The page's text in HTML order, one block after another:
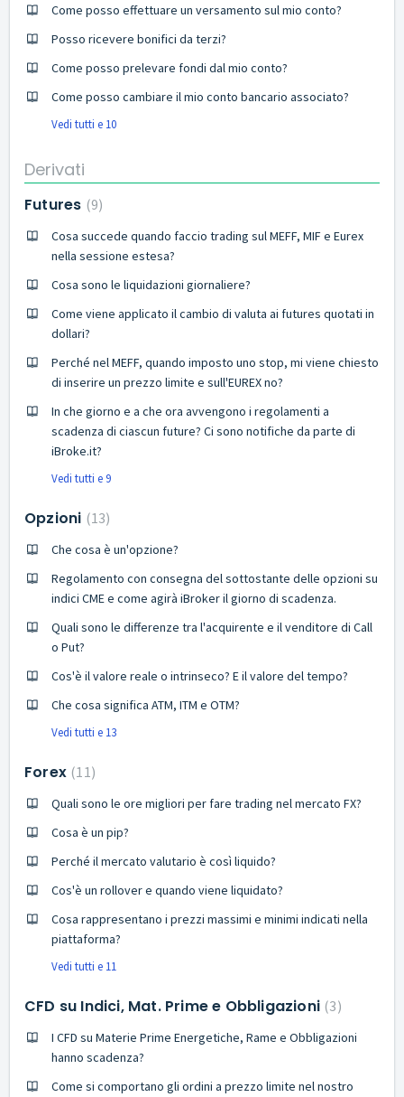
Come posso effettuare un versamento sul mio conto?
Posso ricevere bonifici da terzi?
Come posso prelevare fondi dal mio conto?
Come posso cambiare il mio conto bancario associato?
Vedi tutti e 10
Derivati
Futures 9
Cosa succede quando faccio trading sul MEFF, MIF e Eurex
nella sessione estesa?
Cosa sono le liquidazioni giornaliere?
Come viene applicato il cambio di valuta ai futures quotati in
dollari?
Perché nel MEFF, quando imposto uno stop, mi viene chiesto
di inserire un prezzo limite e sull'EUREX no?
In che giorno e a che ora avvengono i regolamenti a
scadenza di ciascun future? Ci sono notifiche da parte di
iBroke.it?
Vedi tutti e 9
Opzioni 13
Che cosa è un'opzione?
Regolamento con consegna del sottostante delle opzioni su
indici CME e come agirà iBroker il giorno di scadenza.
Quali sono le differenze tra l'acquirente e il venditore di Call
o Put?
Cos'è il valore reale o intrinseco? E il valore del tempo?
Che cosa significa ATM, ITM e OTM?
Vedi tutti e 13
Forex 11
Quali sono le ore migliori per fare trading nel mercato FX?
Cosa è un pip?
Perché il mercato valutario è così liquido?
Cos'è un rollover e quando viene liquidato?
Cosa rappresentano i prezzi massimi e minimi indicati nella
piattaforma?
Vedi tutti e 11
CFD su Indici, Mat. Prime e Obbligazioni 3
I CFD su Materie Prime Energetiche, Rame e Obbligazioni
hanno scadenza?
Come si comportano gli ordini a prezzo limite nel nostro